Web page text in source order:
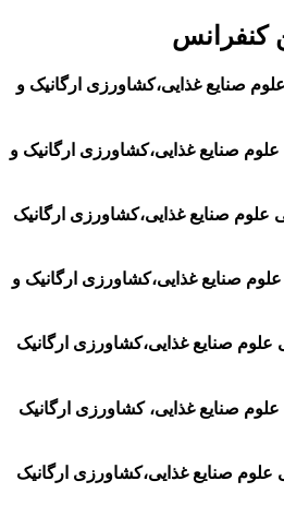
کنفرانس
صنایع غذایی،کشاورزی ارگانیک و
صنایع غذایی،کشاورزی ارگانیک و
علوم صنایع غذایی،کشاورزی ارگانیک
صنایع غذایی،کشاورزی ارگانیک و
صنایع غذایی،کشاورزی ارگانیک
صنایع غذایی، کشاورزی ارگانیک
علوم صنایع غذایی،کشاورزی ارگانیک